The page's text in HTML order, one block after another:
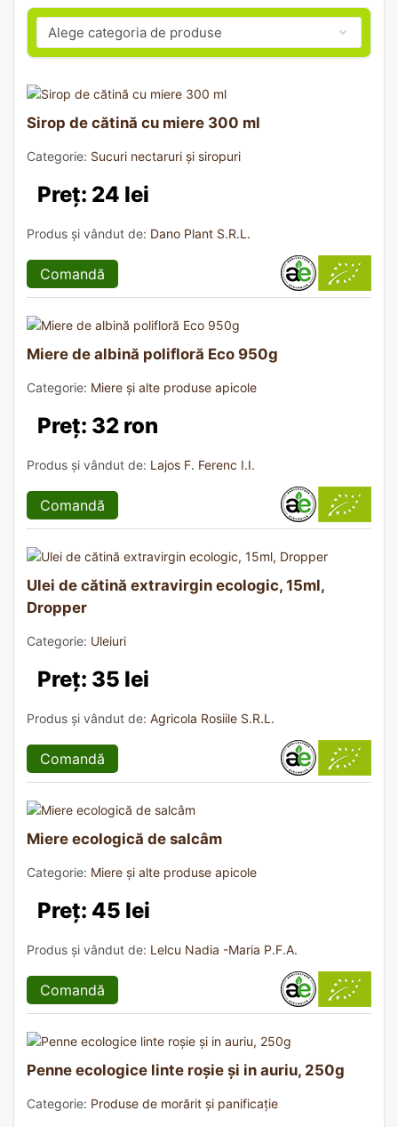
Sirop de cătină cu miere 300 ml
Categorie: Sucuri nectaruri și siropuri
Preț: 24 lei
Produs și vândut de: Dano Plant S.R.L.
Comandă
Miere de albină polifloră Eco 950g
Categorie: Miere și alte produse apicole
Preț: 32 ron
Produs și vândut de: Lajos F. Ferenc I.I.
Comandă
Ulei de cătină extravirgin ecologic, 15ml,
Dropper
Categorie: Uleiuri
Preț: 35 lei
Produs și vândut de: Agricola Rosiile S.R.L.
Comandă
Miere ecologică de salcâm
Categorie: Miere și alte produse apicole
Preț: 45 lei
Produs și vândut de: Lelcu Nadia -Maria P.F.A.
Comandă
Penne ecologice linte roșie și in auriu, 250g
Categorie: Produse de morărit și panificație